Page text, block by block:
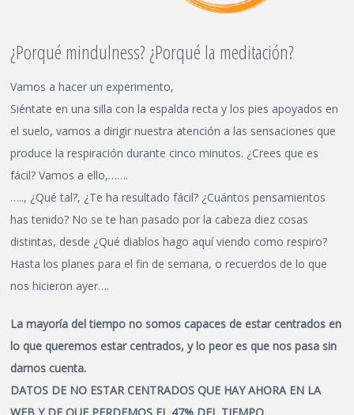
¿Porqué mindulness? ¿Porqué la meditación?
Vamos a hacer un experimento,
Siéntate en una silla con la espalda recta y los pies apoyados en
el suelo, vamos a dirigir nuestra atención a las sensaciones que
produce la respiración durante cinco minutos. ¿Crees que es
fácil? Vamos a ello,…….
….., ¿Qué tal?, ¿Te ha resultado fácil? ¿Cuántos pensamientos
has tenido? No se te han pasado por la cabeza diez cosas
distintas, desde ¿Qué diablos hago aquí viendo como respiro?
Hasta los planes para el fin de semana, o recuerdos de lo que
nos hicieron ayer….
La mayoría del tiempo no somos capaces de estar centrados en
lo que queremos estar centrados, y lo peor es que nos pasa sin
darnos cuenta.
DATOS DE NO ESTAR CENTRADOS QUE HAY AHORA EN LA
WEB Y DE QUE PERDEMOS EL 47% DEL TIEMPO.